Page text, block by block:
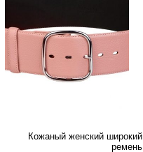
Кожаный женский широкий
ремень